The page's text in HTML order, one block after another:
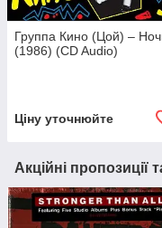
Группа Кино (Цой) –
(1986) (CD Audio)
Ціну уточнюйте
Акційні пропозиції